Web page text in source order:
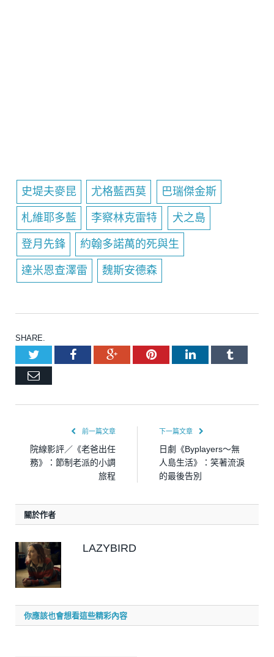
史堤夫麥昆 尤格藍西莫 巴瑞傑金斯
札維耶多藍 李察林克雷特 犬之島
登月先鋒 約翰多諾萬的死與生
達米恩查澤雷 魏斯安德森
SHARE.
TwitterFacebookGoogle+PinterestLinkedInTumblr
Email
前一篇文章
院線影評／《老爸出任
務》：節制老派的小調
旅程
下一篇文章
日劇《Byplayers～無
人島生活》：笑著流淚
的最後告別
關於作者
LAZYBIRD
你應該也會想看這些精彩內容